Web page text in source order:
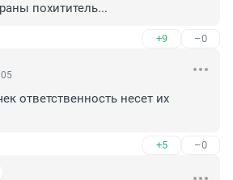
похититель...
+9 –0
ответственность несет их
+5 –0